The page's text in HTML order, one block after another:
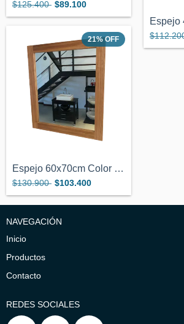
$125.400 $89.100
21%OFF
Espejo 60x70cm Color Miel Marco de Mader...
$130.900 $103.400
NAVEGACIÓN
Inicio
Productos
Contacto
REDES SOCIALES